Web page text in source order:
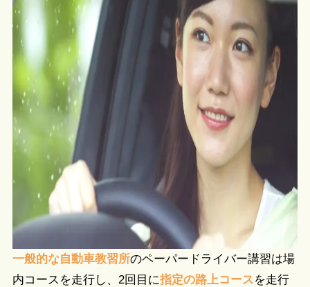
一般的な自動車教習所のペーパードライバー講習は場
内コースを走行し、2回目に指定の路上コースを走行